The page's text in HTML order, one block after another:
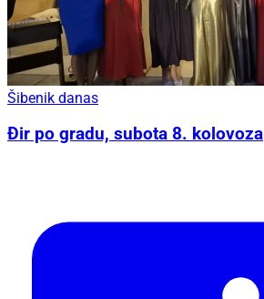
Šibenik danas
Đir po gradu, subota 8. kolovoza